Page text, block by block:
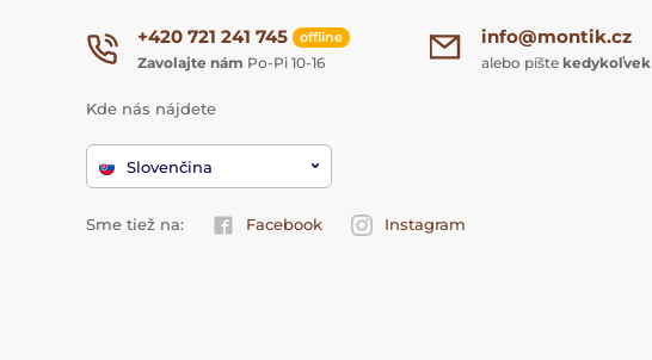
+420 721 241 745 offline
Zavolajte nám Po-Pi 10-16
info@montik.cz
alebo píšte kedykoľvek
Kde nás nájdete
Slovenčina
Sme tiež na: Facebook Instagram